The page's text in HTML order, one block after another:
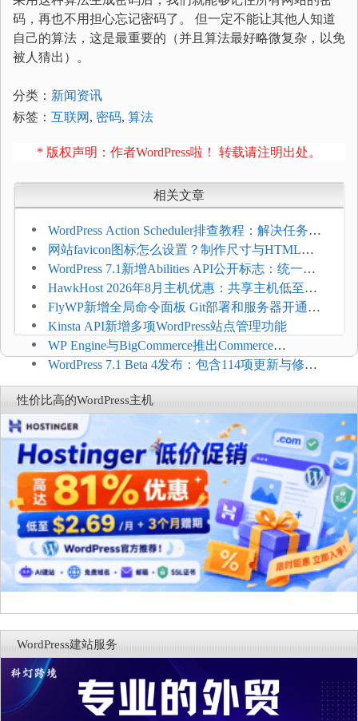
码，再也不用担心忘记密码了。 但一定不能让其他人知道
自己的算法，这是最重要的（并且算法最好略微复杂，以免
被人猜出）。
分类： 新闻资讯
标签： 互联网 , 密码, 算法
* 版权声明：作者WordPress啦！ 转载请注明出处。
相关文章
WordPress Action Scheduler排查教程：解决任务积
压和订单延迟
网站favicon图标怎么设置？制作尺寸与HTML添
加方法
WordPress 7.1新增Abilities API公开标志：统一支
持REST API、MCP与AI代理
HawkHost 2026年8月主机优惠：共享主机低至
$2.61/月，高性能主机同步折扣
FlyWP新增全局命令面板 Git部署和服务器开通更
方便
Kinsta API新增多项WordPress站点管理功能
WP Engine与BigCommerce推出Commerce
Connect：WordPress商店可保留前台体验并扩展电
商能力
WordPress 7.1 Beta 4发布：包含114项更新与修
复，仅建议在测试环境体验
性价比高的WordPress主机
WordPress建站服务